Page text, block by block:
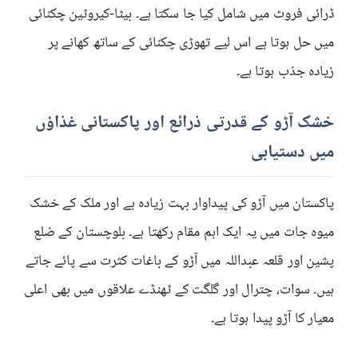
ڈرائی فروٹ میں شامل کیا جا سکتا ہے۔ بیٹا-کیروٹین چکنائی
میں حل ہوتا ہے اس لیے تھوڑی چکنائی کے ساتھ کھانے پر
زیادہ جذب ہوتا ہے۔
خشک آڑو کے قدرتی ذرائع اور پاکستانی غذاؤں
میں دستیابی
پاکستان میں آڑو کی پیداوار بہت زیادہ ہے اور ملک کے خشک
میوہ جات میں یہ ایک اہم مقام رکھتا ہے۔ بلوچستان کے ضلع
پشین اور قلعہ عبداللہ میں آڑو کے باغات کثرت سے پائے جاتے
ہیں۔ سوات، چترال اور گلگت کے ٹھنڈے علاقوں میں بھی اعلی
معیار کا آڑو پیدا ہوتا ہے۔